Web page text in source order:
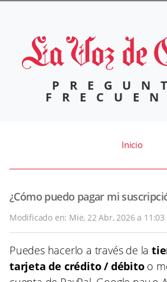
Inicio
¿Cómo puedo pagar mi
Modificado en: Mie, 22 Abr, 2026 a 11:03
Puedes hacerlo a través de la
tarjeta de crédito / débitoo